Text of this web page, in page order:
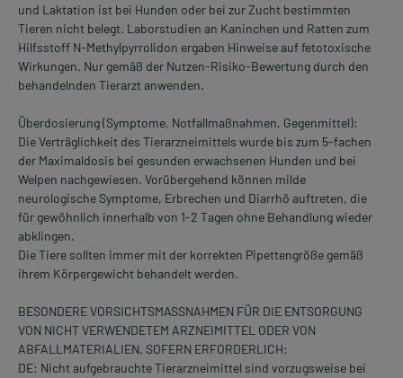
und Laktation ist bei Hunden oder bei zur Zucht bestimmten
Tieren nicht belegt. Laborstudien an Kaninchen und Ratten zum
Hilfsstoff N-Methylpyrrolidon ergaben Hinweise auf fetotoxische
Wirkungen. Nur gemäß der Nutzen-Risiko-Bewertung durch den
behandelnden Tierarzt anwenden.
Überdosierung (Symptome, Notfallmaßnahmen, Gegenmittel):
Die Verträglichkeit des Tierarzneimittels wurde bis zum 5-fachen
der Maximaldosis bei gesunden erwachsenen Hunden und bei
Welpen nachgewiesen. Vorübergehend können milde
neurologische Symptome, Erbrechen und Diarrhö auftreten, die
für gewöhnlich innerhalb von 1-2 Tagen ohne Behandlung wieder
abklingen.
Die Tiere sollten immer mit der korrekten Pipettengröße gemäß
ihrem Körpergewicht behandelt werden.
BESONDERE VORSICHTSMASSNAHMEN FÜR DIE ENTSORGUNG
VON NICHT VERWENDETEM ARZNEIMITTEL ODER VON
ABFALLMATERIALIEN, SOFERN ERFORDERLICH:
DE: Nicht aufgebrauchte Tierarzneimittel sind vorzugsweise bei